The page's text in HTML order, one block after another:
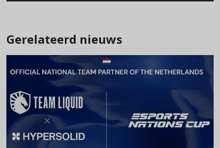
Gerelateerd nieuws